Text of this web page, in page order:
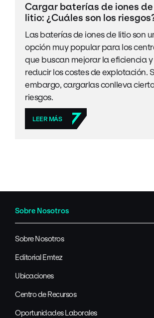
Cargar baterías de iones de
litio: ¿Cuáles son los
Las baterías de iones de litio son
opción muy popular para los
que buscan mejorar la eficiencia y
reducir los costes de explotación.
embargo, cargarlas conlleva
riesgos.
LEER MÁS
Sobre Nosotros
Sobre Nosotros
Editorial Emtez
Ubicaciones
Centro de Recursos
Oportunidades Laborales